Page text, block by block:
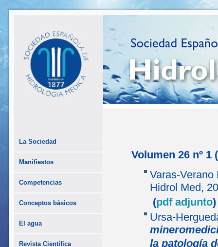
La Sociedad
Manifiestos
Competencias
Conceptos básicos
El agua
Revista Científica
Volumen 26 nº 1
Varas-
Hidrol Med,
(pdf adjunto)
Ursa-
la patología